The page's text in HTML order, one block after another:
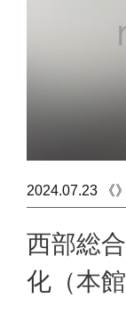
2024.07.23 《》
西部総
化（本